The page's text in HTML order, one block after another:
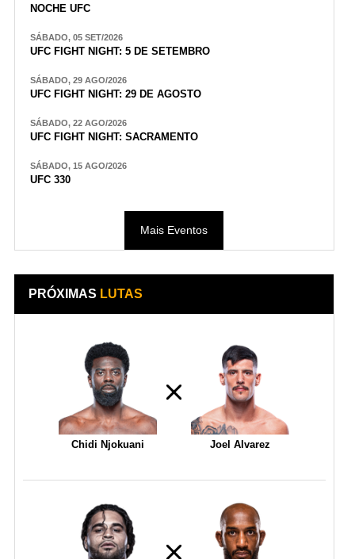
NOCHE UFC
SÁBADO, 05 SET/2026
UFC FIGHT NIGHT: 5 DE SETEMBRO
SÁBADO, 29 AGO/2026
UFC FIGHT NIGHT: 29 DE AGOSTO
SÁBADO, 22 AGO/2026
UFC FIGHT NIGHT: SACRAMENTO
SÁBADO, 15 AGO/2026
UFC 330
Mais Eventos
PRÓXIMAS LUTAS
Chidi Njokuani Joel Alvarez